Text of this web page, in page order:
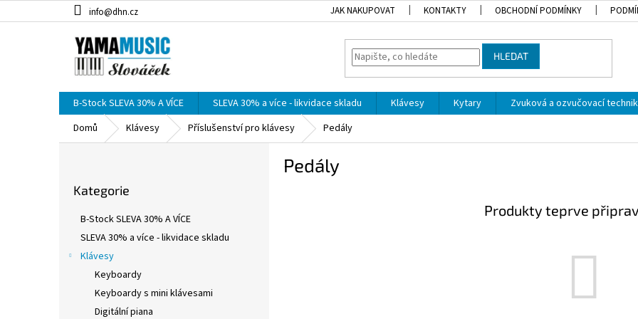
na
info@dhn.cz JAK NAKUPOVAT KONTAKTY OBCHODNÍ PODMÍNKY
HLEDAT
B-Stock SLEVA 30% A VÍCE SLEVA 30% a více - likvidace skladu Klávesy Kytary Zvuková a ozvučovací
Domů
Klávesy Příslušenství pro klávesy Pedály
kategorie
Kategorie
B-Stock SLEVA 30% A VÍCE
SLEVA 30% a více - likvidace skladu
Klávesy
Keyboardy
Keyboardy s mini klávesami
Digitální piana
Pedály
Produkty teprve